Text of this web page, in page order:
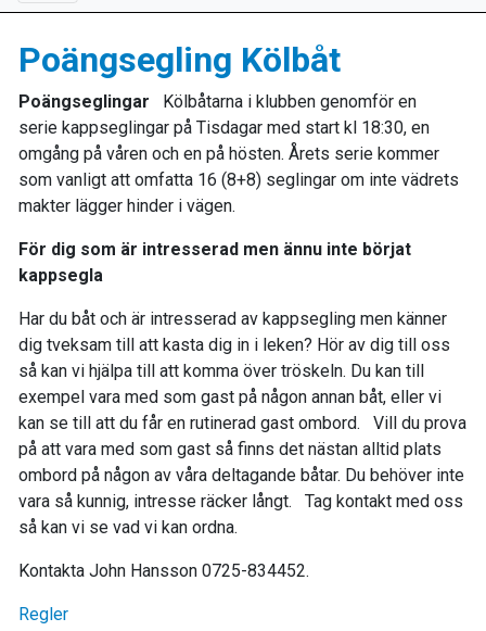
Poängsegling Kölbåt
Poängseglingar
Kölbåtarna i klubben genomför en
serie kappseglingar på Tisdagar med start kl 18:30, en
omgång på våren och en på hösten. Årets serie kommer
som vanligt att omfatta 16 (8+8) seglingar om inte vädrets
makter lägger hinder i vägen.
För dig som är intresserad men ännu inte börjat
kappsegla
Har du båt och är intresserad av kappsegling men känner
dig tveksam till att kasta dig in i leken? Hör av dig till oss
så kan vi hjälpa till att komma över tröskeln. Du kan till
exempel vara med som gast på någon annan båt, eller vi
kan se till att du får en rutinerad gast ombord. Vill du prova
på att vara med som gast så finns det nästan alltid plats
ombord på någon av våra deltagande båtar. Du behöver inte
vara så kunnig, intresse räcker långt. Tag kontakt med oss
så kan vi se vad vi kan ordna.
Kontakta John Hansson 0725-834452.
Regler